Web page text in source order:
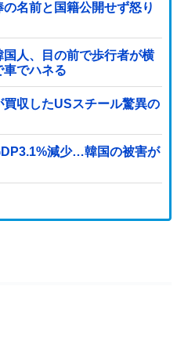
名前と国籍公開せず怒り
人、目の前で歩行者が横
車でハネる
収したUSスチール驚異の
減少…韓国の被害が